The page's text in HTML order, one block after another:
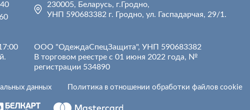
230005, Беларусь, г.Гродно,
УНП 590683382 г. Гродно, ул. Гаспадарчая, 29/1.
ООО "ОдеждаСпецЗащита", УНП 590683382
В торговом реестре с 01 июня 2022 года, №
регистрации 534890
данных Политика в отношении обработки файлов cookie